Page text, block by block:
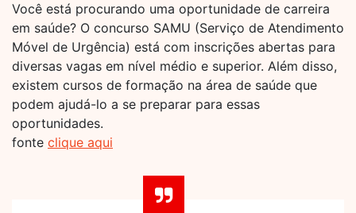
Você está procurando uma oportunidade de carreira
em saúde? O concurso SAMU (Serviço de Atendimento
Móvel de Urgência) está com inscrições abertas para
diversas vagas em nível médio e superior. Além disso,
existem cursos de formação na área de saúde que
podem ajudá-lo a se preparar para essas
oportunidades.
fonte clique aqui